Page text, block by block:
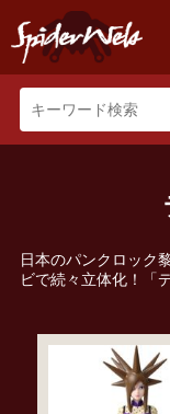
日本のパンクロック
ビで続々立体化！「